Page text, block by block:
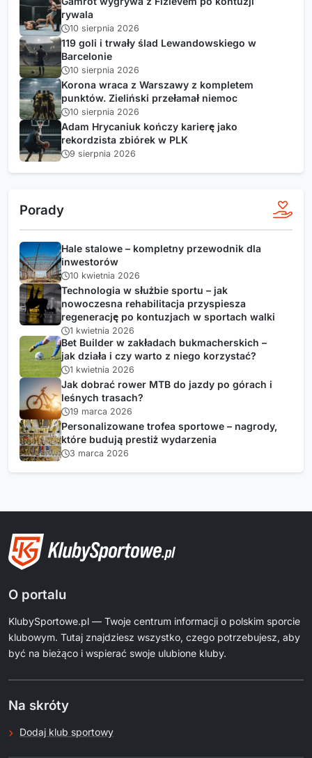
rywala
10 sierpnia 2026
119 goli i trwały ślad Lewandowskiego w
Barcelonie
10 sierpnia 2026
Korona wraca z Warszawy z kompletem
punktów. Zieliński przełamał niemoc
10 sierpnia 2026
Adam Hrycaniuk kończy karierę jako
rekordzista zbiórek w PLK
9 sierpnia 2026
Porady
Hale stalowe – kompletny przewodnik dla
inwestorów
10 kwietnia 2026
Technologia w służbie sportu – jak
nowoczesna rehabilitacja przyspiesza
regenerację po kontuzjach w sportach walki
1 kwietnia 2026
Bet Builder w zakładach bukmacherskich –
jak działa i czy warto z niego korzystać?
1 kwietnia 2026
Jak dobrać rower MTB do jazdy po górach i
leśnych trasach?
19 marca 2026
Personalizowane trofea sportowe – nagrody,
które budują prestiż wydarzenia
3 marca 2026
O portalu
KlubySportowe.pl — Twoje centrum informacji o polskim sporcie
klubowym. Tutaj znajdziesz wszystko, czego potrzebujesz, aby
być na bieżąco i wspierać swoje ulubione kluby.
Na skróty
Dodaj klub sportowy